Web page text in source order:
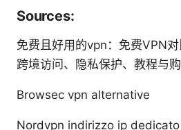
Sources:
免费且好用的vpn：免费VPN对
跨境访问、隐私保护、教程与
Browsec vpn alternative
Nordvpn indirizzo ip